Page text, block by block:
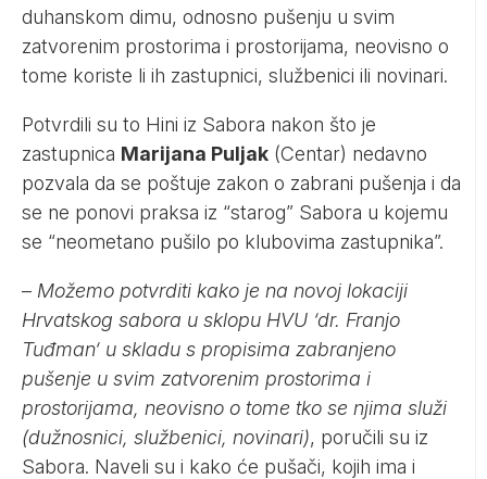
duhanskom dimu, odnosno pušenju u svim
zatvorenim prostorima i prostorijama, neovisno o
tome koriste li ih zastupnici, službenici ili novinari.
Potvrdili su to Hini iz Sabora nakon što je
zastupnica Marijana Puljak (Centar) nedavno
pozvala da se poštuje zakon o zabrani pušenja i da
se ne ponovi praksa iz “starog” Sabora u kojemu
se “neometano pušilo po klubovima zastupnika”.
– Možemo potvrditi kako je na novoj lokaciji
Hrvatskog sabora u sklopu HVU ‘dr. Franjo
Tuđman‘ u skladu s propisima zabranjeno
pušenje u svim zatvorenim prostorima i
prostorijama, neovisno o tome tko se njima služi
(dužnosnici, službenici, novinari), poručili su iz
Sabora. Naveli su i kako će pušači, kojih ima i